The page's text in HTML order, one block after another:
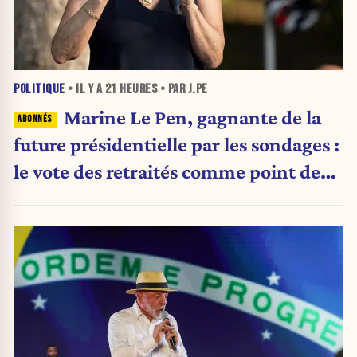
POLITIQUE • IL Y A 21 HEURES• PAR J.PE
Marine Le Pen, gagnante de la
future présidentielle par les sondages :
le vote des retraités comme point de